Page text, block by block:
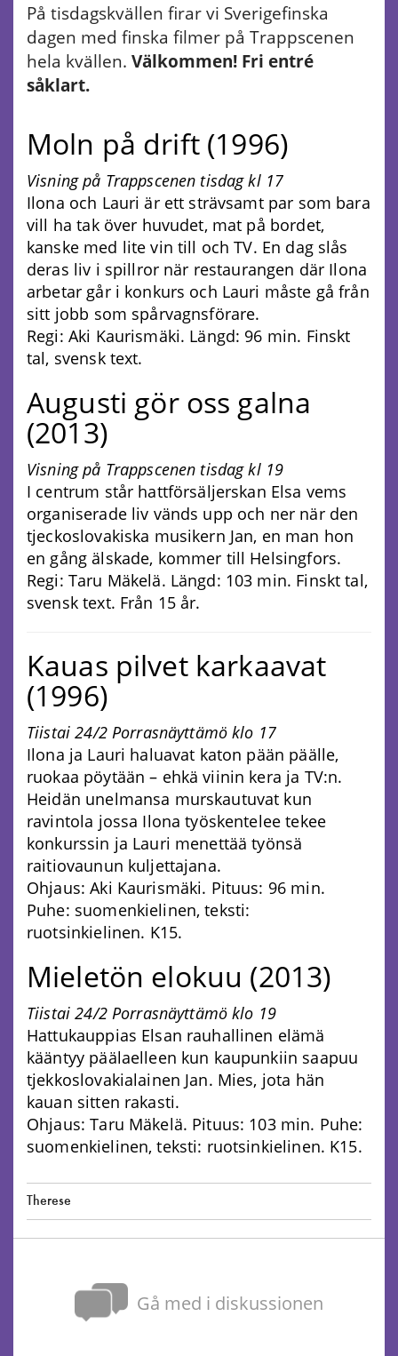
På tisdagskvällen firar vi Sverigefinska
dagen med finska filmer på Trappscenen
hela kvällen. Välkommen! Fri entré
såklart.
Moln på drift (1996)
Visning på Trappscenen tisdag kl 17
Ilona och Lauri är ett strävsamt par som bara
vill ha tak över huvudet, mat på bordet,
kanske med lite vin till och TV. En dag slås
deras liv i spillror när restaurangen där Ilona
arbetar går i konkurs och Lauri måste gå från
sitt jobb som spårvagnsförare.
Regi: Aki Kaurismäki. Längd: 96 min. Finskt
tal, svensk text.
Augusti gör oss galna
(2013)
Visning på Trappscenen tisdag kl 19
I centrum står hattförsäljerskan Elsa vems
organiserade liv vänds upp och ner när den
tjeckoslovakiska musikern Jan, en man hon
en gång älskade, kommer till Helsingfors.
Regi: Taru Mäkelä. Längd: 103 min. Finskt tal,
svensk text. Från 15 år.
Kauas pilvet karkaavat
(1996)
Tiistai 24/2 Porrasnäyttämö klo 17
Ilona ja Lauri haluavat katon pään päälle,
ruokaa pöytään – ehkä viinin kera ja TV:n.
Heidän unelmansa murskautuvat kun
ravintola jossa Ilona työskentelee tekee
konkurssin ja Lauri menettää työnsä
raitiovaunun kuljettajana.
Ohjaus: Aki Kaurismäki. Pituus: 96 min.
Puhe: suomenkielinen, teksti:
ruotsinkielinen. K15.
Mieletön elokuu (2013)
Tiistai 24/2 Porrasnäyttämö klo 19
Hattukauppias Elsan rauhallinen elämä
kääntyy päälaelleen kun kaupunkiin saapuu
tjekkoslovakialainen Jan. Mies, jota hän
kauan sitten rakasti.
Ohjaus: Taru Mäkelä. Pituus: 103 min. Puhe:
suomenkielinen, teksti: ruotsinkielinen. K15.
Therese
Gå med i diskussionen